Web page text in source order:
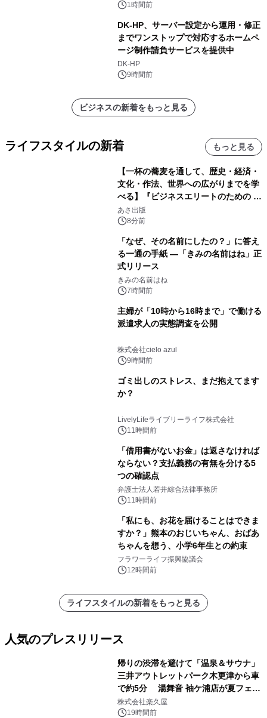
1時間前
DK-HP、サーバー設定から運用・修正
までワンストップで対応するホームペ
ージ制作請負サービスを提供中
DK-HP
9時間前
ビジネスの新着をもっと見る
ライフスタイルの新着 もっと見る
【一杯の蕎麦を通して、歴史・経済・
文化・作法、世界への広がりまでを学
べる】『ビジネスエリートのための 教
養としての蕎麦』2026年8月25日
（火）発売
あさ出版
8分前
「なぜ、その名前にしたの？」に答え
る一通の手紙 ―「きみの名前はね」正
式リリース
きみの名前はね
7時間前
主婦が「10時から16時まで」で働ける
派遣求人の実態調査を公開
株式会社cielo azul
9時間前
ゴミ出しのストレス、まだ抱えてます
か？
LivelyLifeライブリーライフ株式会社
11時間前
「借用書がないお金」は返さなければ
ならない？支払義務の有無を分ける5
つの確認点
弁護士法人若井綜合法律事務所
11時間前
「私にも、お花を届けることはできま
すか？」熊本のおじいちゃん、おばあ
ちゃんを想う、小学6年生との約束
フラワーライフ振興協議会
12時間前
ライフスタイルの新着をもっと見る
人気のプレスリリース
帰りの渋滞を避けて「温泉＆サウナ」
三井アウトレットパーク木更津から車
で約5分 湯舞音 袖ケ浦店が夏フェア
メニューを提供
株式会社楽久屋
19時間前